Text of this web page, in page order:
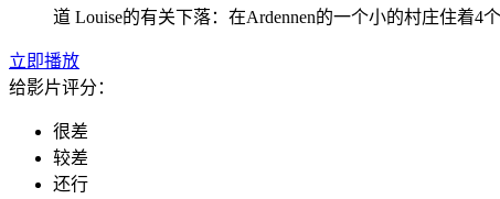
道 Louise的有关下落：在Ardennen的一个小的村庄住着4
立即播放
给影片评分：
很差
较差
还行